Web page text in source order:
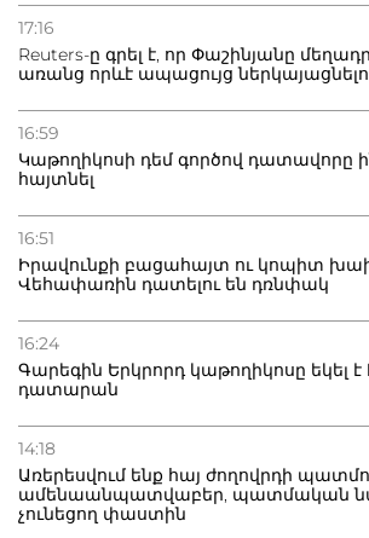
17:16
Reuters-ը գրել է, որ Փաշինյանը
առանց որևէ ապացույց
16:59
Կաթողիկոսի դեմ գործով դատավորը
հայտնել
16:51
Իրավունքի բացահայտ ու կոպիտ
Վեհափառին դատելու են դռնփակ
16:24
Գարեգին Երկրորդ կաթողիկոսը եկել է
դատարան
14:18
Առերեսվում ենք հայ ժողովրդի
ամենաանպատվաբեր, պատմական
չունեցող փաստին
բնակվել Ռուսաստանում
Բաքվի բանտից գեներալ Մանուկյանը
Փաշինյանին